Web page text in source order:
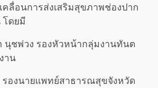
คลื่อนการส่งเสริมสุขภาพช่องปาก
โดยมี
ชพ่วง รองหัวหน้ากลุ่มงานทันต
าน
องนายแพทย์สาธารณสุขจังหวัด